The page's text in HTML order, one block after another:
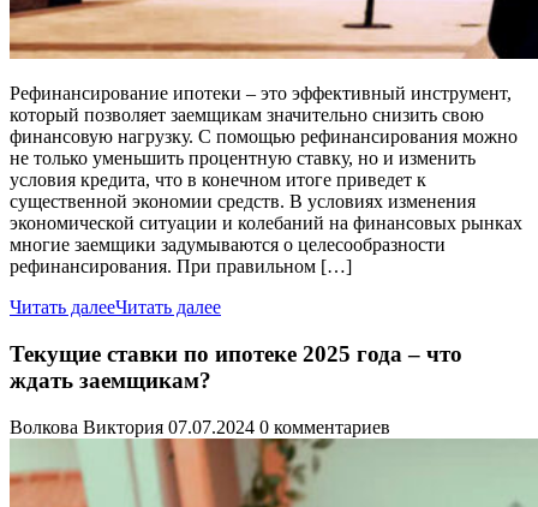
Рефинансирование ипотеки – это эффективный инструмент,
который позволяет заемщикам значительно снизить свою
финансовую нагрузку. С помощью рефинансирования можно
не только уменьшить процентную ставку, но и изменить
условия кредита, что в конечном итоге приведет к
существенной экономии средств. В условиях изменения
экономической ситуации и колебаний на финансовых рынках
многие заемщики задумываются о целесообразности
рефинансирования. При правильном […]
Читать далееЧитать далее
Текущие ставки по ипотеке 2025 года – что
ждать заемщикам?
Волкова Виктория 07.07.2024 0 комментариев